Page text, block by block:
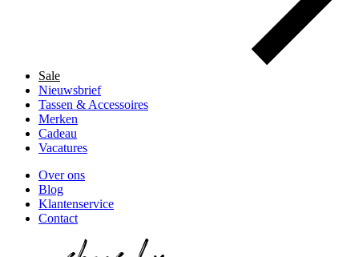
Sale
Nieuwsbrief
Tassen & Accessoires
Merken
Cadeau
Vacatures
Over ons
Blog
Klantenservice
Contact